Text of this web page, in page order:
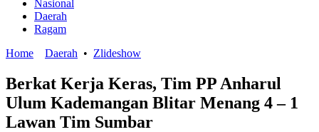
Nasional
Daerah
Ragam
Home
Daerah • Zlideshow
Berkat Kerja Keras, Tim PP Anharul
Ulum Kademangan Blitar Menang 4 – 1
Lawan Tim Sumbar